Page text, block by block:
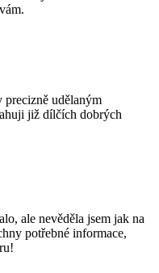
precizně udělaným
již dílčích dobrých
ale nevěděla jsem jak na
potřebné informace,